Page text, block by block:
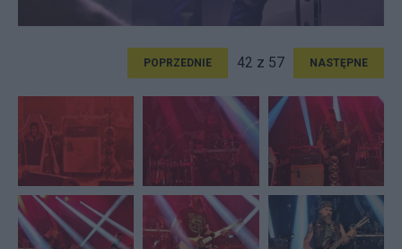
POPRZEDNIE 42 z 57 NASTĘPNE